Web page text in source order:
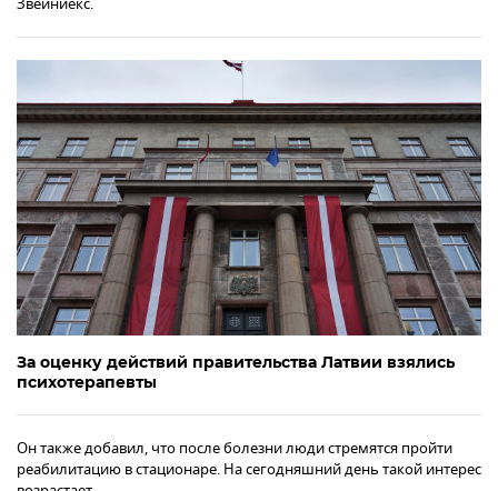
За оценку действий правительства Латвии взялись
психотерапевты
Он также добавил, что после болезни люди стремятся пройти
реабилитацию в стационаре. На сегодняшний день такой интерес